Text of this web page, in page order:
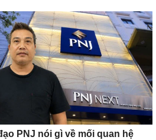
PNJ nói gì về mối quan hệ